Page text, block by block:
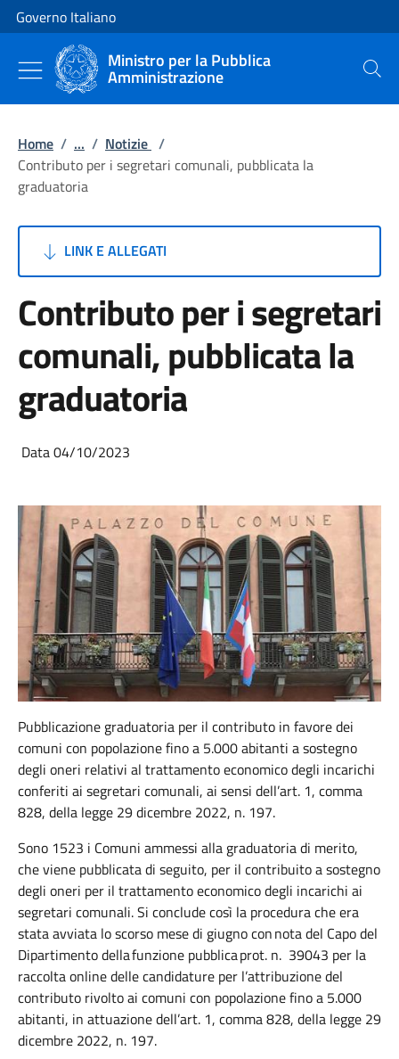
Vai al contenuto
Vai alla navigazione del sito
Governo Italiano
Ministro per la Pubblica
Amministrazione Cerca
Home / ... / Notizie /
Contributo per i segretari comunali, pubblicata la
graduatoria
LINK E ALLEGATI
Contributo per i segretari
comunali, pubblicata la
graduatoria
Data 04/10/2023
Pubblicazione graduatoria per il contributo in favore dei
comuni con popolazione fino a 5.000 abitanti a sostegno
degli oneri relativi al trattamento economico degli incarichi
conferiti ai segretari comunali, ai sensi dell’art. 1, comma
828, della legge 29 dicembre 2022, n. 197.
Sono 1523 i Comuni ammessi alla graduatoria di merito,
che viene pubblicata di seguito, per il contribuito a sostegno
degli oneri per il trattamento economico degli incarichi ai
segretari comunali. Si conclude così la procedura che era
stata avviata lo scorso mese di giugno con nota del Capo del
Dipartimento della funzione pubblica prot. n. 39043 per la
raccolta online delle candidature per l’attribuzione del
contributo rivolto ai comuni con popolazione fino a 5.000
abitanti, in attuazione dell’art. 1, comma 828, della legge 29
dicembre 2022, n. 197.